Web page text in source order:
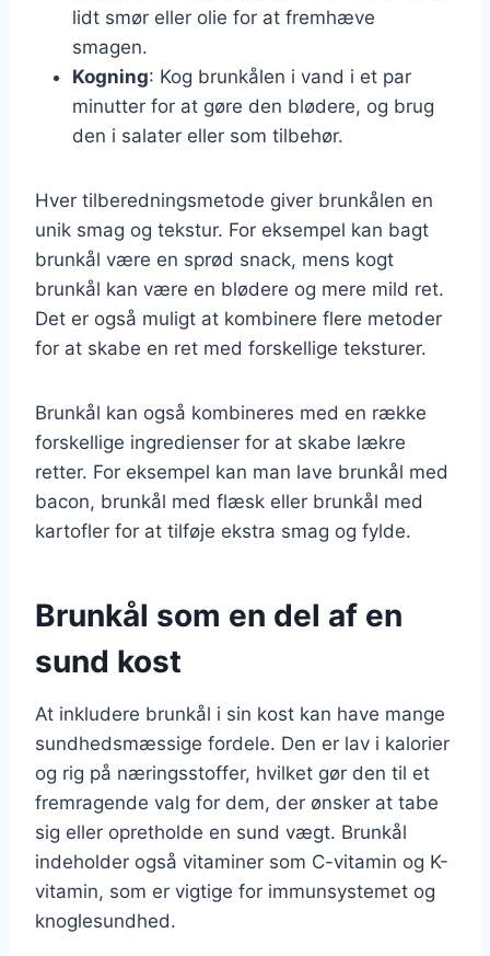
lidt smør eller olie for at fremhæve
smagen.
Kogning: Kog brunkålen i vand i et par
minutter for at gøre den blødere, og brug
den i salater eller som tilbehør.
Hver tilberedningsmetode giver brunkålen en
unik smag og tekstur. For eksempel kan bagt
brunkål være en sprød snack, mens kogt
brunkål kan være en blødere og mere mild ret.
Det er også muligt at kombinere flere metoder
for at skabe en ret med forskellige teksturer.
Brunkål kan også kombineres med en række
forskellige ingredienser for at skabe lækre
retter. For eksempel kan man lave brunkål med
bacon, brunkål med flæsk eller brunkål med
kartofler for at tilføje ekstra smag og fylde.
Brunkål som en del af en
sund kost
At inkludere brunkål i sin kost kan have mange
sundhedsmæssige fordele. Den er lav i kalorier
og rig på næringsstoffer, hvilket gør den til et
fremragende valg for dem, der ønsker at tabe
sig eller opretholde en sund vægt. Brunkål
indeholder også vitaminer som C-vitamin og K-
vitamin, som er vigtige for immunsystemet og
knoglesundhed.